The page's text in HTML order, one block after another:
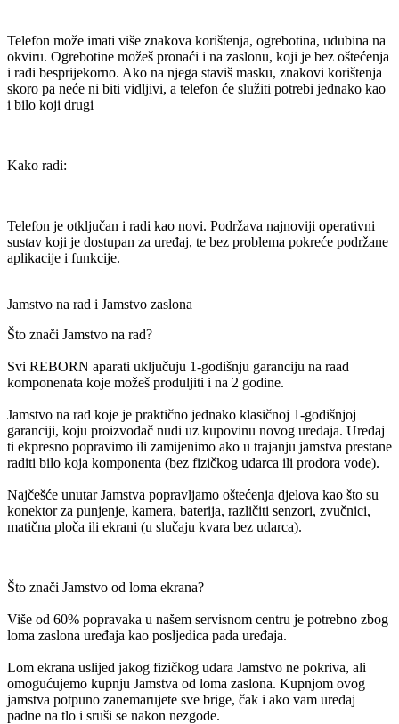
Telefon može imati više znakova korištenja, ogrebotina, udubina na
okviru. Ogrebotine možeš pronaći i na zaslonu, koji je bez oštećenja
i radi besprijekorno. Ako na njega staviš masku, znakovi korištenja
skoro pa neće ni biti vidljivi, a telefon će služiti potrebi jednako kao
i bilo koji drugi
Kako radi:
Telefon je otključan i radi kao novi. Podržava najnoviji operativni
sustav koji je dostupan za uređaj, te bez problema pokreće podržane
aplikacije i funkcije.
Jamstvo na rad i Jamstvo zaslona
Što znači Jamstvo na rad?
Svi REBORN aparati uključuju 1-godišnju garanciju na raad
komponenata koje možeš produljiti i na 2 godine.
Jamstvo na rad koje je praktično jednako klasičnoj 1-godišnjoj
garanciji, koju proizvođač nudi uz kupovinu novog uređaja. Uređaj
ti ekpresno popravimo ili zamijenimo ako u trajanju jamstva prestane
raditi bilo koja komponenta (bez fizičkog udarca ili prodora vode).
Najčešće unutar Jamstva popravljamo oštećenja djelova kao što su
konektor za punjenje, kamera, baterija, različiti senzori, zvučnici,
matična ploča ili ekrani (u slučaju kvara bez udarca).
Što znači Jamstvo od loma ekrana?
Više od 60% popravaka u našem servisnom centru je potrebno zbog
loma zaslona uređaja kao posljedica pada uređaja.
Lom ekrana uslijed jakog fizičkog udara Jamstvo ne pokriva, ali
omogućujemo kupnju Jamstva od loma zaslona. Kupnjom ovog
jamstva potpuno zanemarujete sve brige, čak i ako vam uređaj
padne na tlo i sruši se nakon nezgode.